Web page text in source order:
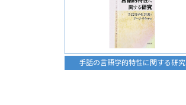
手話の言語学的特性に関する研究